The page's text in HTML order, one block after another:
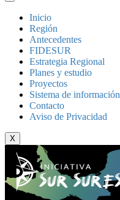
Inicio
Región
Antecedentes
FIDESUR
Estrategia Regional
Planes y estudio
Proyectos
Sistema de información
Contacto
Aviso de Privacidad
X